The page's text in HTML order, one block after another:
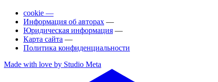
cookie —
Информация об авторах —
Юридическая информация —
Карта сайта —
Политика конфиденциальности
Made with love by Studio Meta